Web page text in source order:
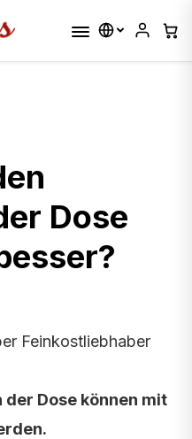
Dose
Feinkostliebhaber
Dose können mit